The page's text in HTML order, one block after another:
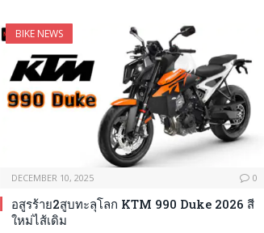
BIKE NEWS
DECEMBER 10, 2025 0
อสูรร้าย2สูบทะลุโลก KTM 990 Duke 2026 สี
ใหม่ไส้เดิม